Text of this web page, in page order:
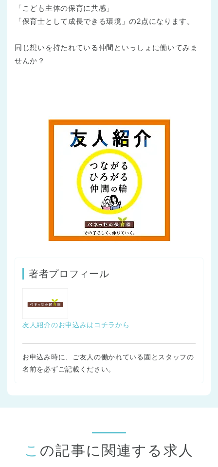
「こども主体の保育に共感」
「保育士として成長できる環境」の2点になります。
同じ想いを持たれている仲間といっしょに働いてみま
せんか？
著者プロフィール
友人紹介のお申込みはコチラから
お申込み時に、ご友人の働かれている園とスタッフの
名前を必ずご記載ください。
この記事に関連する求人